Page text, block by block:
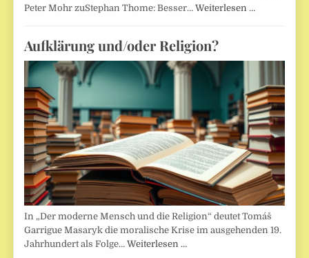
Peter Mohr zuStephan Thome: Besser…Weiterlesen …
Aufklärung und/oder Religion?
In „Der moderne Mensch und die Religion“ deutet Tomáš
Garrigue Masaryk die moralische Krise im ausgehenden 19.
Jahrhundert als Folge…Weiterlesen …